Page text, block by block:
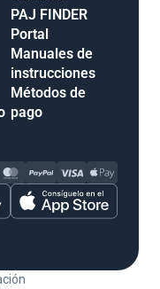
PAJ FINDER
Portal
Manuales de
instrucciones
Métodos de pago